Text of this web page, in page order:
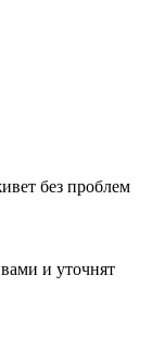
без проблем
и уточнят